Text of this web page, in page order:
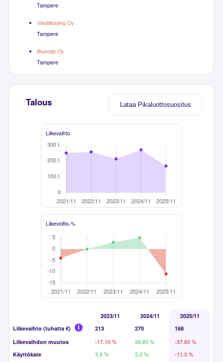
Tampere
Viestileasing Oy
Tampere
Bluecab Oy
Tampere
Lataa Pikaluottosuositus
Talous
Liikevaihto
Liikevoitto-%
2023/11 2024/11
2025/11
Liikevaihto (tuhatta €)
213 270
168
Liikevaihdon muutos
-17.10 % 26.80 %
-37.80 %
Käyttökate
3.8 % 5.2 %
-11.3 %